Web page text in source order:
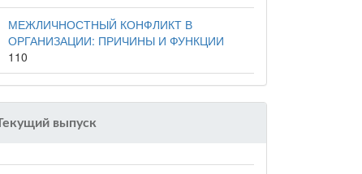
МЕЖЛИЧНОСТНЫЙ КОНФЛИКТ В
ОРГАНИЗАЦИИ: ПРИЧИНЫ И ФУНКЦИИ
110
выпуск